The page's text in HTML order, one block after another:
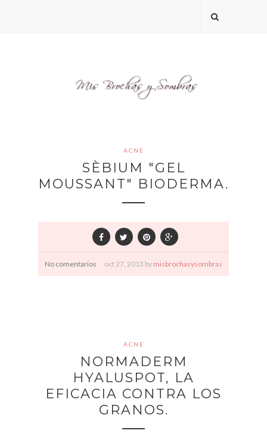
ACNE
SÈBIUM "GEL
MOUSSANT" BIODERMA.
No comentarios oct27, 2013 by misbrochasysombras
ACNE
NORMADERM
HYALUSPOT, LA
EFICACIA CONTRA LOS
GRANOS.